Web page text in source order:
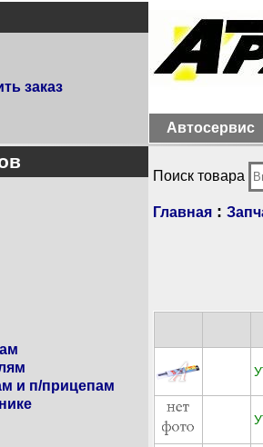
заказ
Автосервис
и п/прицепам
Поиск товара
Главная :